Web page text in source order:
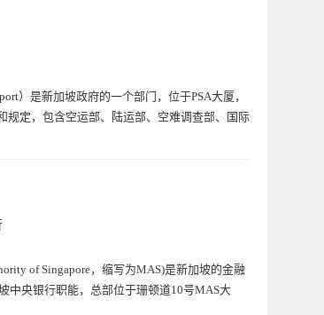
）是新加坡政府的一个部门，位于PSA大厦，
规定，包含空运部、陆运部、空难调查部、国际
of Singapore，缩写为MAS)是新加坡的金融
中央银行职能，总部位于珊顿道10号MAS大